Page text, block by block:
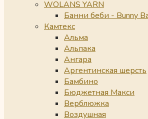
WOLANS YARN
Банни беби - Bunny
Камтекс
Альма
Альпака
Ангара
Аргентинская шерсть
Бамбино
Бюджетная Макси
Верблюжка
Воздушная